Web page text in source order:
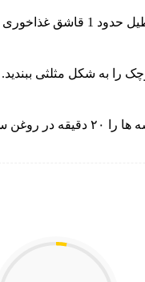
و سیب زمینی قرار دهید.
را به شکل مثلثی ببندید.
سرخ کنید.